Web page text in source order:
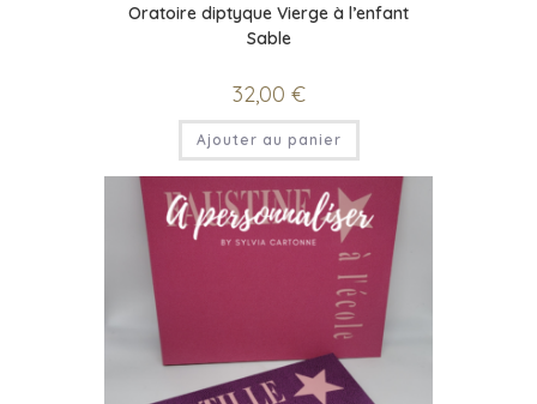
Oratoire diptyque Vierge à l’enfant
Sable
32,00 €
Ajouter au panier